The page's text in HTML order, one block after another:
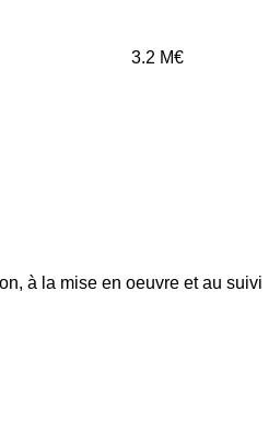
3.2 M€
à la mise en oeuvre et au suivi